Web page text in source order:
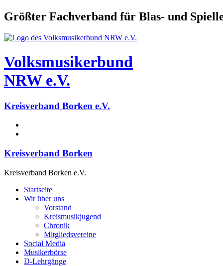
Größter Fachverband für Blas- und
Volksmusikerbund
NRW e.V.
Kreisverband Borken e.V.
Kreisverband Borken
Kreisverband Borken e.V.
Startseite
Wir über uns
Vorstand
Kreismusikjugend
Chronik
Mitgliedsvereine
Social Media
Musikerbörse
D-Lehrgänge